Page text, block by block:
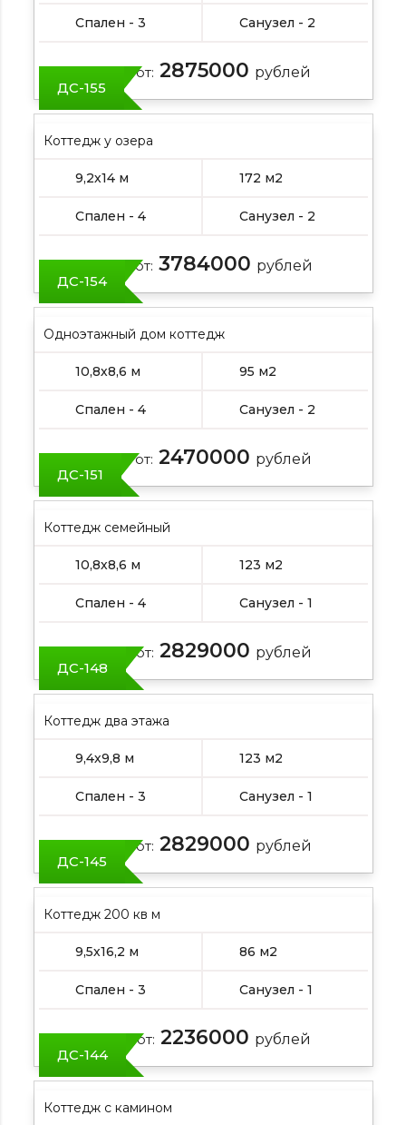
Спален - 3 Санузел - 2
Цена от: 2875000 рублей
ДС-155
Коттедж у озера
9,2х14 м 172 м2
Спален - 4 Санузел - 2
Цена от: 3784000 рублей
ДС-154
Одноэтажный дом коттедж
10,8х8,6 м 95 м2
Спален - 4 Санузел - 2
Цена от: 2470000 рублей
ДС-151
Коттедж семейный
10,8х8,6 м 123 м2
Спален - 4 Санузел - 1
Цена от: 2829000 рублей
ДС-148
Коттедж два этажа
9,4х9,8 м 123 м2
Спален - 3 Санузел - 1
Цена от: 2829000 рублей
ДС-145
Коттедж 200 кв м
9,5х16,2 м 86 м2
Спален - 3 Санузел - 1
Цена от: 2236000 рублей
ДС-144
Коттедж с камином